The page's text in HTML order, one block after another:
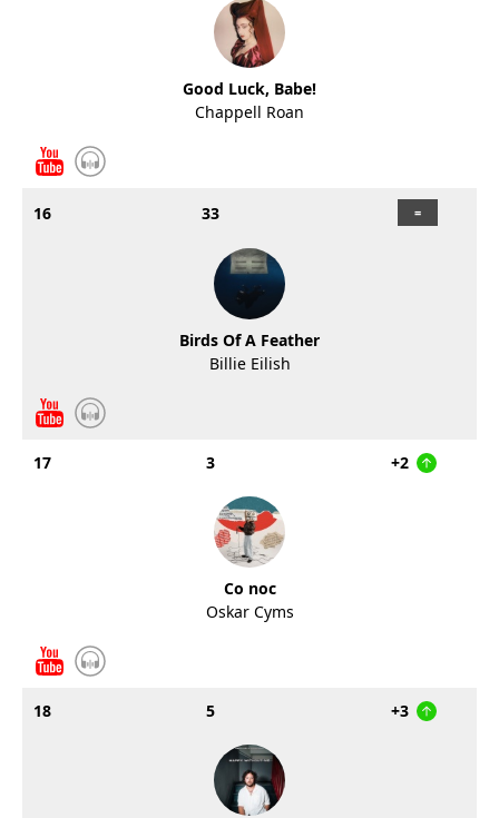
Good Luck, Babe!
Chappell Roan
16 33
Birds Of A Feather
Billie Eilish
17 3 +2
Co noc
Oskar Cyms
18 5 +3